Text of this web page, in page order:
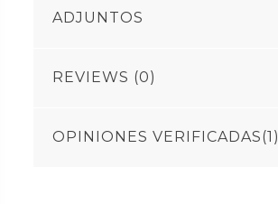
ADJUNTOS
REVIEWS (0)
OPINIONES VERIFICADAS(1)